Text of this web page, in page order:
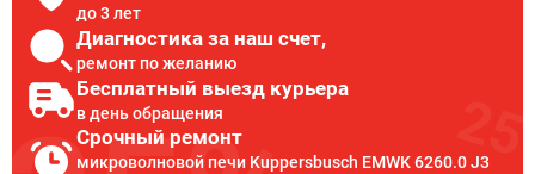
до 3 лет
Диагностика за наш счет,
ремонт по желанию
Бесплатный выезд курьера
в день обращения
Срочный ремонт
микроволновой печи Kuppersbusch EMWK 6260.0 J3